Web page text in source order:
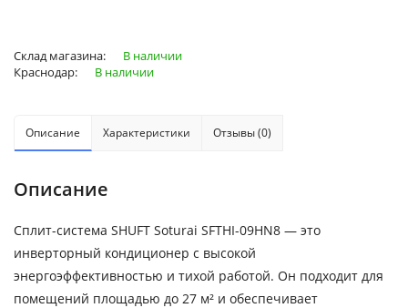
Склад магазина:
В наличии
Краснодар:
В наличии
Описание Характеристики Отзывы (0)
Описание
Сплит-система SHUFT Soturai SFTHI-09HN8 — это
инверторный кондиционер с высокой
энергоэффективностью и тихой работой. Он подходит для
помещений площадью до 27 м² и обеспечивает